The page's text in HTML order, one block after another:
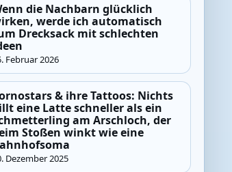
die Nachbarn glücklich
werde ich automatisch
Drecksack mit schlechten
Februar 2026
& ihre Tattoos: Nichts
eine Latte schneller als ein
am Arschloch, der
Stoßen winkt wie eine
Dezember 2025